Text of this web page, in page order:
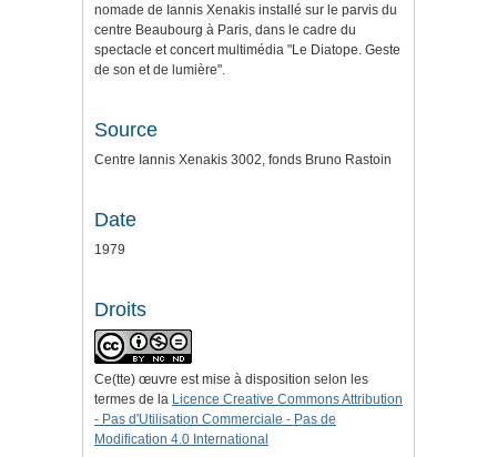
nomade de Iannis Xenakis installé sur le parvis du
centre Beaubourg à Paris, dans le cadre du
spectacle et concert multimédia "Le Diatope. Geste
de son et de lumière".
Source
Centre Iannis Xenakis 3002, fonds Bruno Rastoin
Date
1979
Droits
Ce(tte) œuvre est mise à disposition selon les
termes de la Licence Creative Commons Attribution
- Pas d'Utilisation Commerciale - Pas de
Modification 4.0 International